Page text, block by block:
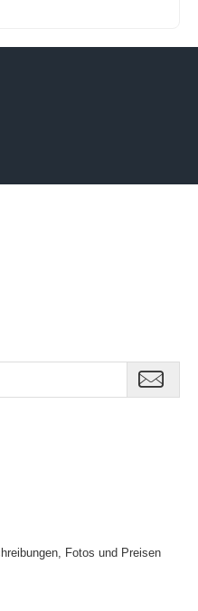
Fotos und Preisen